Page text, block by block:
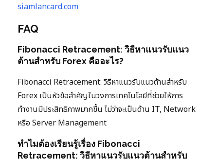
siamlancard.com
FAQ
Fibonacci Retracement: วิธีหาแนวรับแนว
ต้านสำหรับ Forex คืออะไร?
Fibonacci Retracement: วิธีหาแนวรับแนวต้านสำหรับ
Forex เป็นหัวข้อสำคัญในวงการเทคโนโลยีที่ช่วยให้การ
ทำงานมีประสิทธิภาพมากขึ้น ไม่ว่าจะเป็นด้าน IT, Network
หรือ Server Management
ทำไมต้องเรียนรู้เรื่อง Fibonacci
Retracement: วิธีหาแนวรับแนวต้านสำหรับ